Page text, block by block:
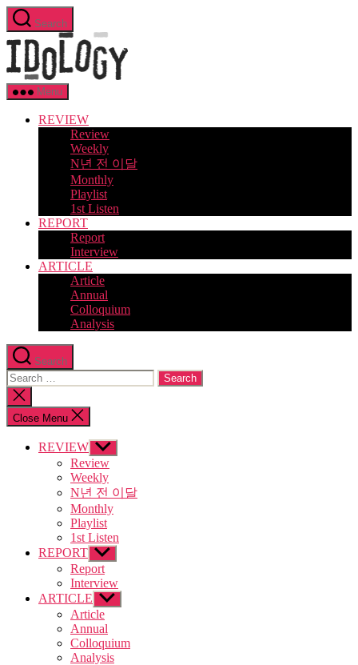
Skip
to
the
content
Search
Menu
REVIEW
Review
Weekly
N년 전 이달
Monthly
Playlist
1st Listen
REPORT
Report
Interview
ARTICLE
Article
Annual
Colloquium
Analysis
Search
Search
for:
Close
search
Close Menu
REVIEW Show
sub
menu
Review
Weekly
N년 전 이달
Monthly
Playlist
1st Listen
REPORT Show
sub
menu
Report
Interview
ARTICLE Show
sub
menu
Article
Annual
Colloquium
Analysis